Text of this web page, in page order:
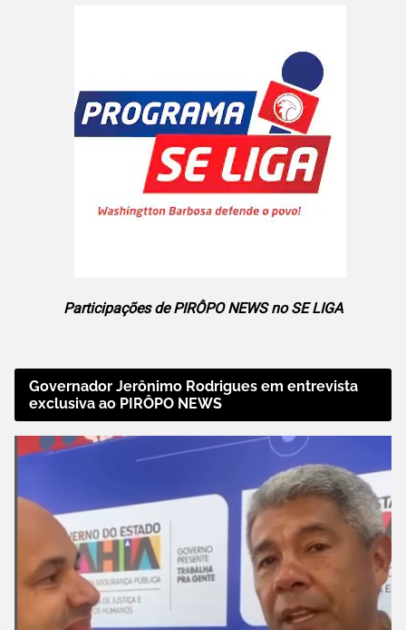
Participações de PIRÔPO NEWS no SE LIGA
Governador Jerônimo Rodrigues em entrevista
exclusiva ao PIRÔPO NEWS